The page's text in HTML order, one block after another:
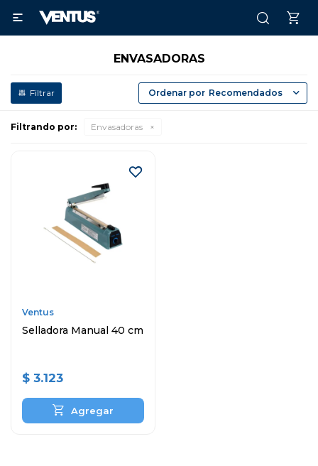

ENVASADORAS
Recomendados
Filtrando por: Envasadoras
Ventus
Selladora Manual 40 cm
$ 3.123